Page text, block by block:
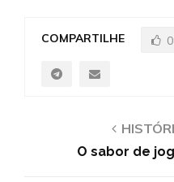
COMPARTILHE 0
O sabor de